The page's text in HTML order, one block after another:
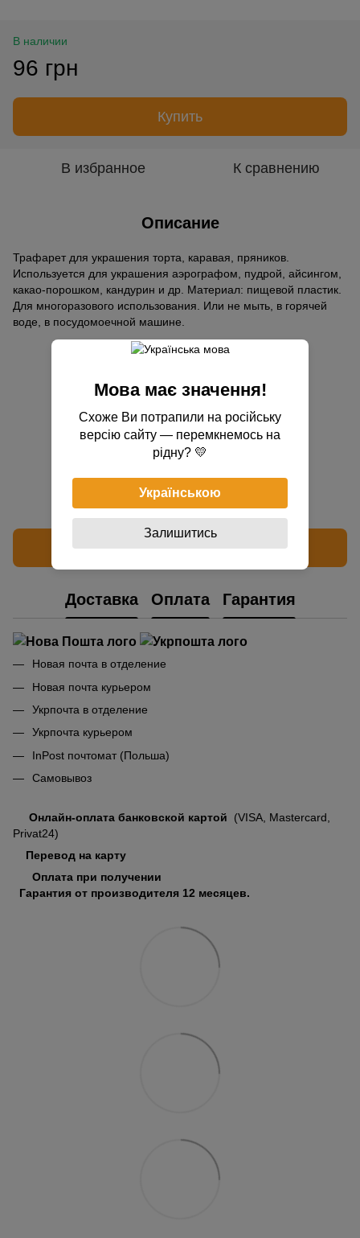
В наличии
96 грн
Купить
В избранное К сравнению
Описание
Трафарет для украшения торта, каравая, пряников.
Используется для украшения аэрографом, пудрой, айсингом,
какао-порошком, кандурин и др. Материал: пищевой пластик.
Для многоразового использования. Или не мыть, в горячей
воде, в посудомоечной машине.
Добавьте первый отзыв
Написать отзыв
Доставка Оплата Гарантия
Новая почта в отделение
Новая почта курьером
Укрпочта в отделение
Укрпочта курьером
InPost почтомат (Польша)
Самовывоз
Онлайн-оплата банковской картой
(VISA, Mastercard,
Privat24)
Перевод на карту
Оплата при получении
Гарантия от производителя 12 месяцев.
Мова має значення!
Схоже Ви потрапили на російську
версію сайту — перемкнемось на
рідну? 💛
Українською
Залишитись